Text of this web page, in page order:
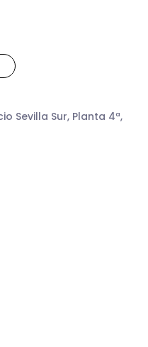
Sevilla Sur, Planta 4ª,